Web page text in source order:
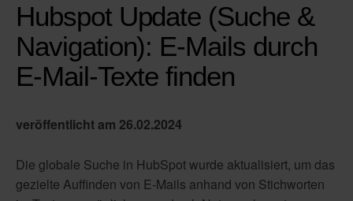
Hubspot Update (Suche &
Navigation): E-Mails durch
E-Mail-Texte finden
veröffentlicht am 26.02.2024
Die globale Suche in HubSpot wurde aktualisiert, um das
gezielte Auffinden von E-Mails anhand von Stichworten